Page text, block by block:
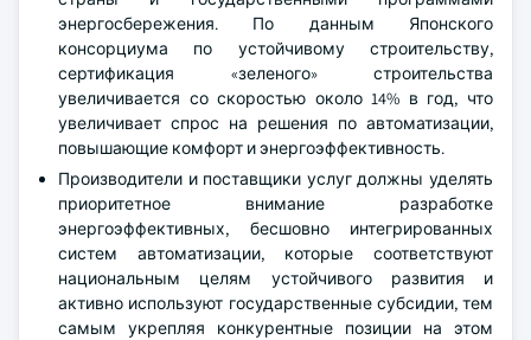
энергосбережения. По данным Японского
консорциума по устойчивому строительству,
сертификация «зеленого» строительства
увеличивается со скоростью около 14% в год, что
увеличивает спрос на решения по автоматизации,
повышающие комфорт и энергоэффективность.
Производители и поставщики услуг должны уделять
приоритетное внимание разработке
энергоэффективных, бесшовно интегрированных
систем автоматизации, которые соответствуют
национальным целям устойчивого развития и
активно используют государственные субсидии, тем
самым укрепляя конкурентные позиции на этом